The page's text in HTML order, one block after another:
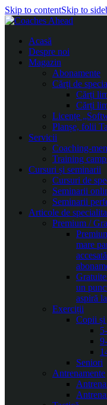
Skip to contentSkip to
Acasă
Despre noi
Magazin
Abonamente
Cărți de
Cărți
Cărți
Licențe
Planșe, folii
Servicii
Coaching-
Training
Cursuri și seminarii
Cursuri de
Seminarii
Seminarii
Articole de
Premium /
mare
Gratuite
un
aspiră
Exerciții
Copii
Seniori
Antrenamente